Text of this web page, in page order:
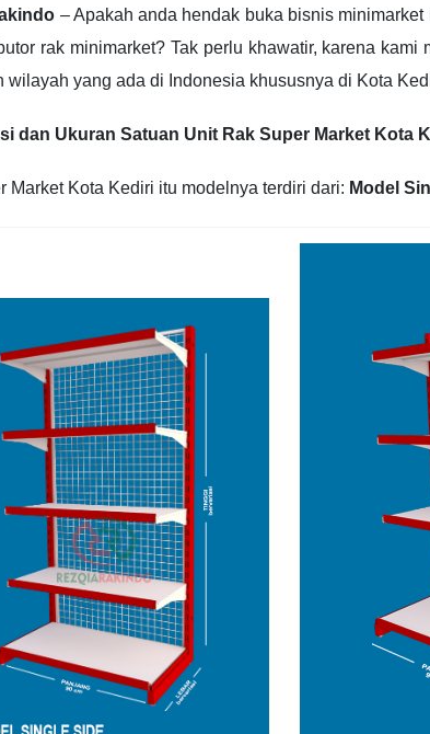
– Apakah anda hendak buka bisnis
rak minimarket? Tak perlu khawatir, karena
wilayah yang ada di Indonesia khususnya di Kota
dan Ukuran Satuan Unit Rak Super Market Kota
Market Kota Kediri itu modelnya terdiri dari: Model